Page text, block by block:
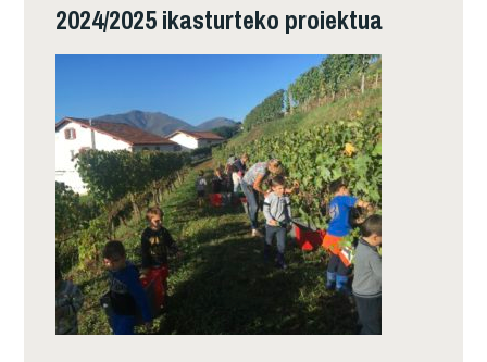
2024/2025 ikasturteko proiektua